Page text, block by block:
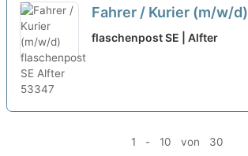
Fahrer / Kurier (m/w/d)
flaschenpost SE | Alfter
1 - 10 von 30